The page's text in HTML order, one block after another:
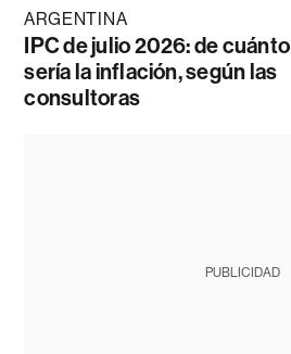
ARGENTINA
IPC de julio 2026: de cuánto
sería la inflación, según las
consultoras
PUBLICIDAD